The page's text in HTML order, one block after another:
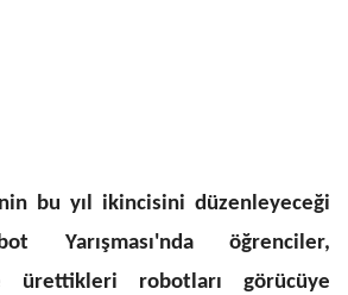
bu yıl ikincisini düzenleyeceği
Yarışması'nda öğrenciler,
ürettikleri robotları görücüye